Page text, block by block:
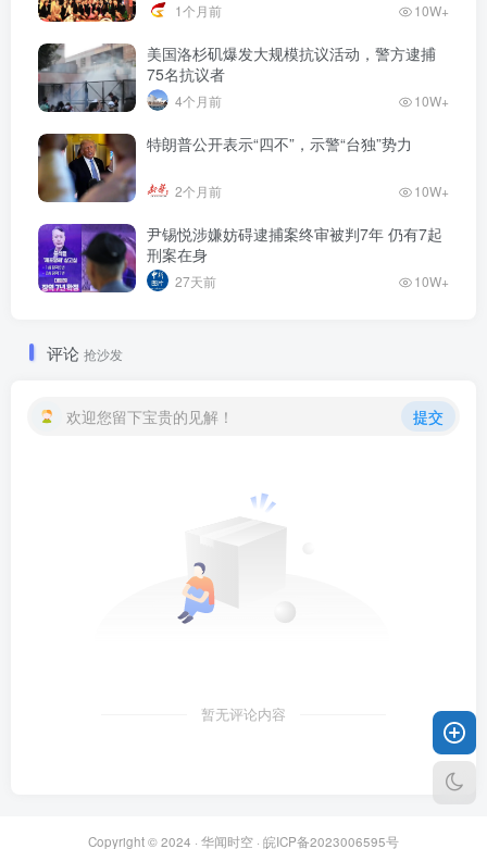
1个月前 10W+
美国洛杉矶爆发大规模抗议活动，警方逮捕
75名抗议者
4个月前 10W+
特朗普公开表示“四不”，示警“台独”势力
2个月前 10W+
尹锡悦涉嫌妨碍逮捕案终审被判7年 仍有7起
刑案在身
27天前 10W+
评论 抢沙发
欢迎您留下宝贵的见解！ 提交
暂无评论内容
Copyright © 2024 · 华闻时空 · 皖ICP备2023006595号